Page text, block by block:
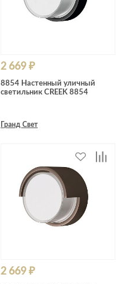
2 669 ₽
8854 Настенный уличный
светильник CREEK 8854
Гранд Свет
2 669 ₽